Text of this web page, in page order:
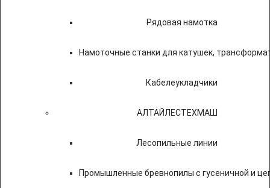
Рядовая намотка
Намоточные станки для катушек,
Кабелеукладчики
АЛТАЙЛЕСТЕХМАШ
Лесопильные линии
Промышленные бревнопилы с гусеничной и